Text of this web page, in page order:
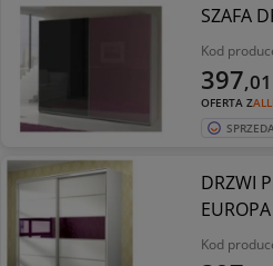
SZAFA
Kod
OFERTA Z
397,01
DRZWI
Kod